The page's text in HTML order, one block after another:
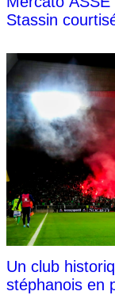
Stassin
Un club
stéphanois en